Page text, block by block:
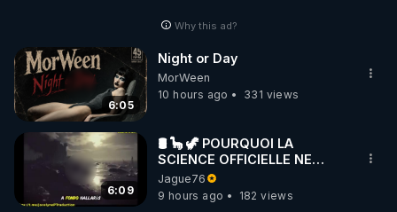
Why this ad?
6:05
Night or Day
MorWeen
10 hours ago
331 views
6:09
🛢 🦕 🦖 POURQUOI LA
SCIENCE OFFICIELLE NE
CONNAÎT-ELLE PAS LA VRAIE
ORIGINE DU PÉTROLE ?
Jague76
9 hours ago
182 views